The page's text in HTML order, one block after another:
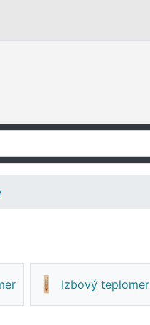
Izbový teplomer